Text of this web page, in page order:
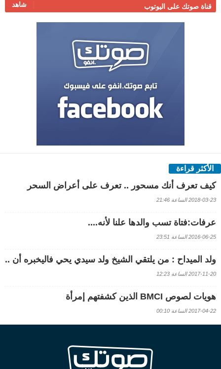
قناة صوتك على اليوتوب شاهد
الأكثر قراءة
كيف تعرف أنك مسحور .. تعرف على أعراض السحر
2018-03-23 الساعة 21:46
عرفات:فتاة تسب والدها علنا لأنه....
2016-06-25 الساعة 23:51
ولد الميداح : من يلتقي الشيخ ولد سيدي يحي فاليخبره أن ..
2017-11-20 الساعة 12:23
هويات لصوص BMCI الذين كشفتهم إمرأة
2017-04-22 الساعة 00:10